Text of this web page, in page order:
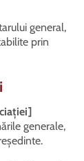
general,
prin
generale,